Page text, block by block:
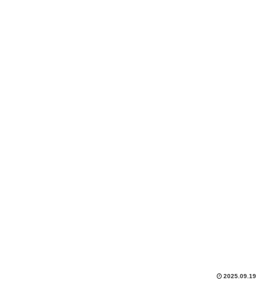
2025.09.19